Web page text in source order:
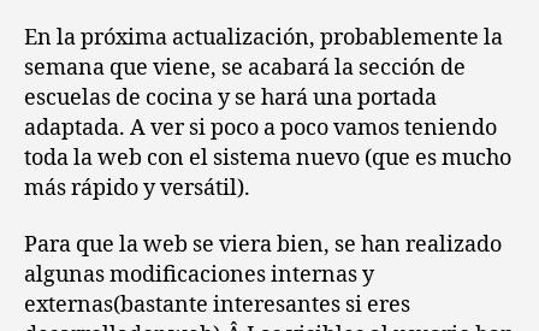
En la próxima actualización, probablemente la
semana que viene, se acabará la sección de
escuelas de cocina y se hará una portada
adaptada. A ver si poco a poco vamos teniendo
toda la web con el sistema nuevo (que es mucho
más rápido y versátil).
Para que la web se viera bien, se han realizado
algunas modificaciones internas y
externas(bastante interesantes si eres